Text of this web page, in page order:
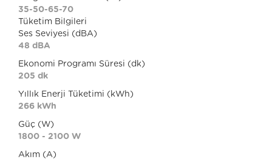
35-50-65-70
Tüketim Bilgileri
Ses Seviyesi (dBA)
48 dBA
Ekonomi Programı Süresi (dk)
205 dk
Yıllık Enerji Tüketimi (kWh)
266 kWh
Güç (W)
1800 - 2100 W
Akım (A)